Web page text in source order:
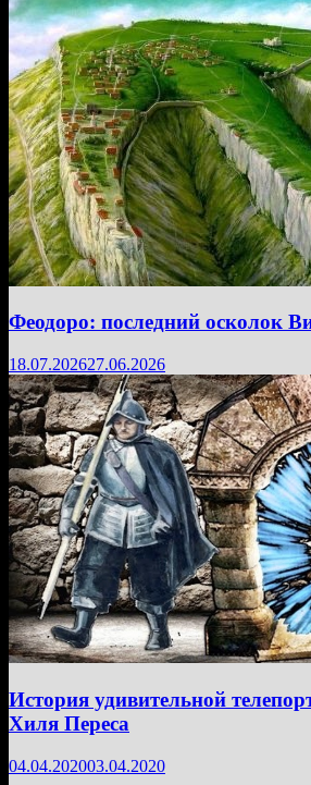
Феодоро: последний осколок
18.07.202627.06.2026
История удивительной
Хиля Переса
04.04.202003.04.2020